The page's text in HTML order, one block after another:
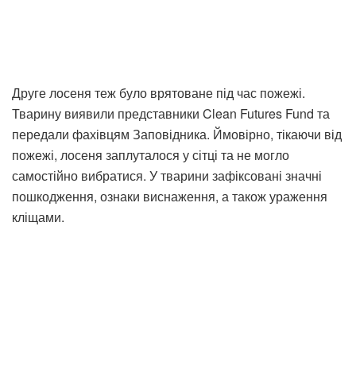
Друге лосеня теж було врятоване під час пожежі.
Тварину виявили представники Clean Futures Fund та
передали фахівцям Заповідника. Ймовірно, тікаючи від
пожежі, лосеня заплуталося у сітці та не могло
самостійно вибратися. У тварини зафіксовані значні
пошкодження, ознаки виснаження, а також ураження
кліщами.